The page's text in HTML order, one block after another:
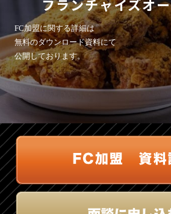
フランチャイズオ
FC加盟に関する詳細は
無料のダウンロード資料にて
公開しております。